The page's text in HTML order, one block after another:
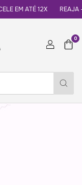
EM ATÉ 12X REAJA
0